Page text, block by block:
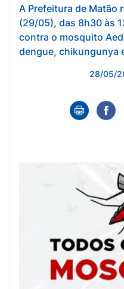
A Prefeitura de Matão
(29/05), das 8h30 às
contra o mosquito
dengue, chikungunya
28/05/